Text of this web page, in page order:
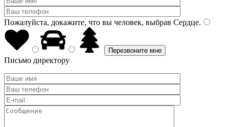
Пожалуйста, докажите, что вы человек, выбрав Сердце.
Письмо директору